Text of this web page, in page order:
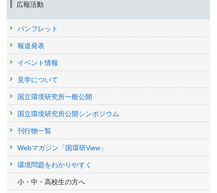
広報活動
パンフレット
報道発表
イベント情報
見学について
国立環境研究所一般公開
国立環境研究所公開シンポジウム
刊行物一覧
Webマガジン「国環研View」
環境問題をわかりやすく
小・中・高校生の方へ